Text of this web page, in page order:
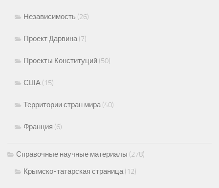
Независимость (26)
Проект Дарвина(7)
Проекты Конституций (50)
США (15)
Территории стран мира(40)
Франция (6)
Справочные научные материалы (278)
Крымско-татарская страница(12)